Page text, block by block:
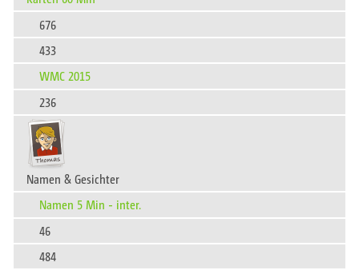
676
433
WMC 2015
236
Namen & Gesichter
Namen 5 Min - inter.
46
484